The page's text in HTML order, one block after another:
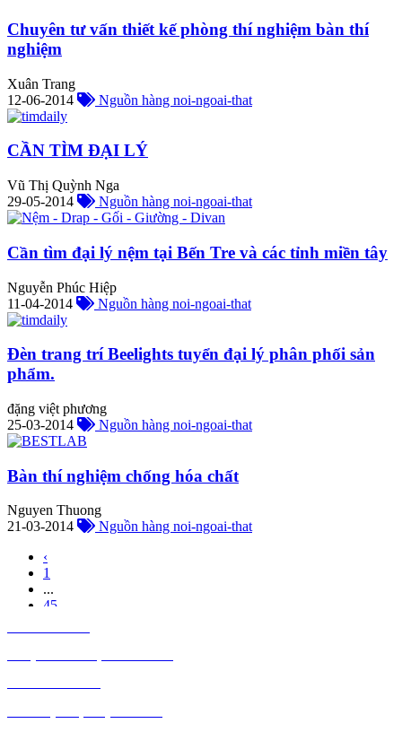
Chuyên tư vấn thiết kế phòng thí nghiệm bàn thí
nghiệm
Xuân Trang
12-06-2014
Nguồn hàng noi-ngoai-that
CẦN TÌM ĐẠI LÝ
Vũ Thị Quỳnh Nga
29-05-2014
Nguồn hàng noi-ngoai-that
Cần tìm đại lý nệm tại Bến Tre và các tỉnh miền tây
Nguyễn Phúc Hiệp
11-04-2014
Nguồn hàng noi-ngoai-that
Đèn trang trí Beelights tuyển đại lý phân phối sản
phẩm.
đặng việt phương
25-03-2014
Nguồn hàng noi-ngoai-that
Bàn thí nghiệm chống hóa chất
Nguyen Thuong
21-03-2014
Nguồn hàng noi-ngoai-that
‹
1
...
45
47
...
›